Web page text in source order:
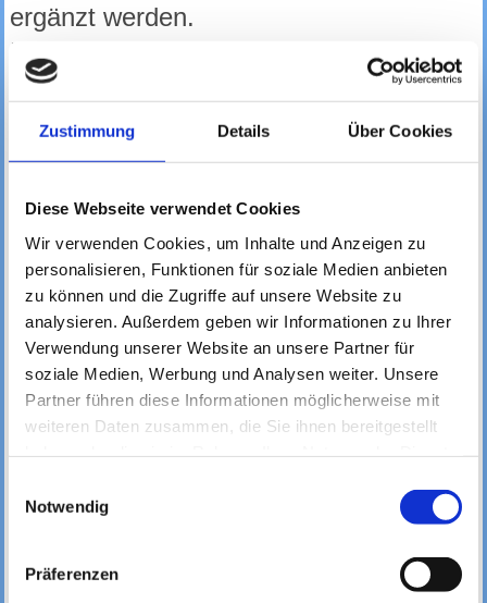
Zustimmung Details Über Cookies
Diese Webseite verwendet Cookies
Wir verwenden Cookies, um Inhalte und Anzeigen zu
personalisieren, Funktionen für soziale Medien anbieten
zu können und die Zugriffe auf unsere Website zu
analysieren. Außerdem geben wir Informationen zu Ihrer
Verwendung unserer Website an unsere Partner für
soziale Medien, Werbung und Analysen weiter. Unsere
Partner führen diese Informationen möglicherweise mit
weiteren Daten zusammen, die Sie ihnen bereitgestellt
Notwendig
Präferenzen
ergänzt werden.
B) Für die weiteren 20 % braucht man
MELDEBESCHEINIGUNG und
GRUNDBUCHAUSZUG. (10 % bei
Häusern mit Einliegerwohnung)
(i)
geht die Beantragung in einem Schritt.
Allerdings werden hier
EINKOMMENSTEUERBESCHEIDE aus
dem 2. und 3. Jahr vor der
Antragstellung benötigt. Dies ist bei
Personen, die seit Jahren keine
haben, ein kleines Problem. In diesen
Einkommensteuerbescheide der